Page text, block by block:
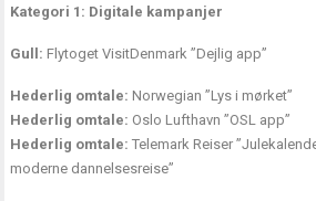
Kategori 1: Digitale kampanjer
Gull: Flytoget VisitDenmark ”Dejlig app”
Hederlig omtale: Norwegian ”Lys i mørket”
Hederlig omtale: Oslo Lufthavn ”OSL app”
Hederlig omtale: Telemark Reiser
moderne dannelsesreise”